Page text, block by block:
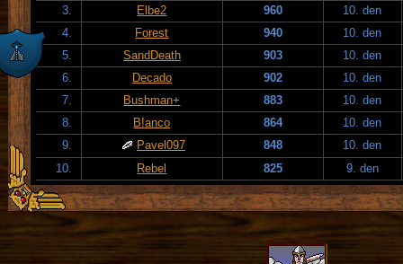
3.
Elbe2 960
10. den
4.
Forest 940
10. den
5.
SandDeath 903
10. den
6.
Decado 902
10. den
7.
Bushman+ 883
10. den
8.
B!anco 864
10. den
9.
Pavel097 848
10. den
10.
Rebel 825 9. den